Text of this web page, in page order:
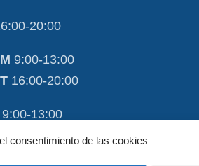
consentimiento de las cookies
20:00
9:00-13:00
16:00-20:00
9:00-13:00
20:00